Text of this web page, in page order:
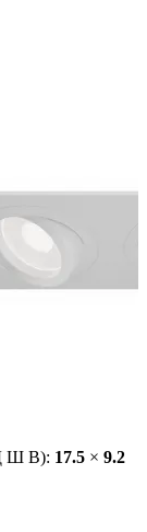
Ш В): 17.5 × 9.2